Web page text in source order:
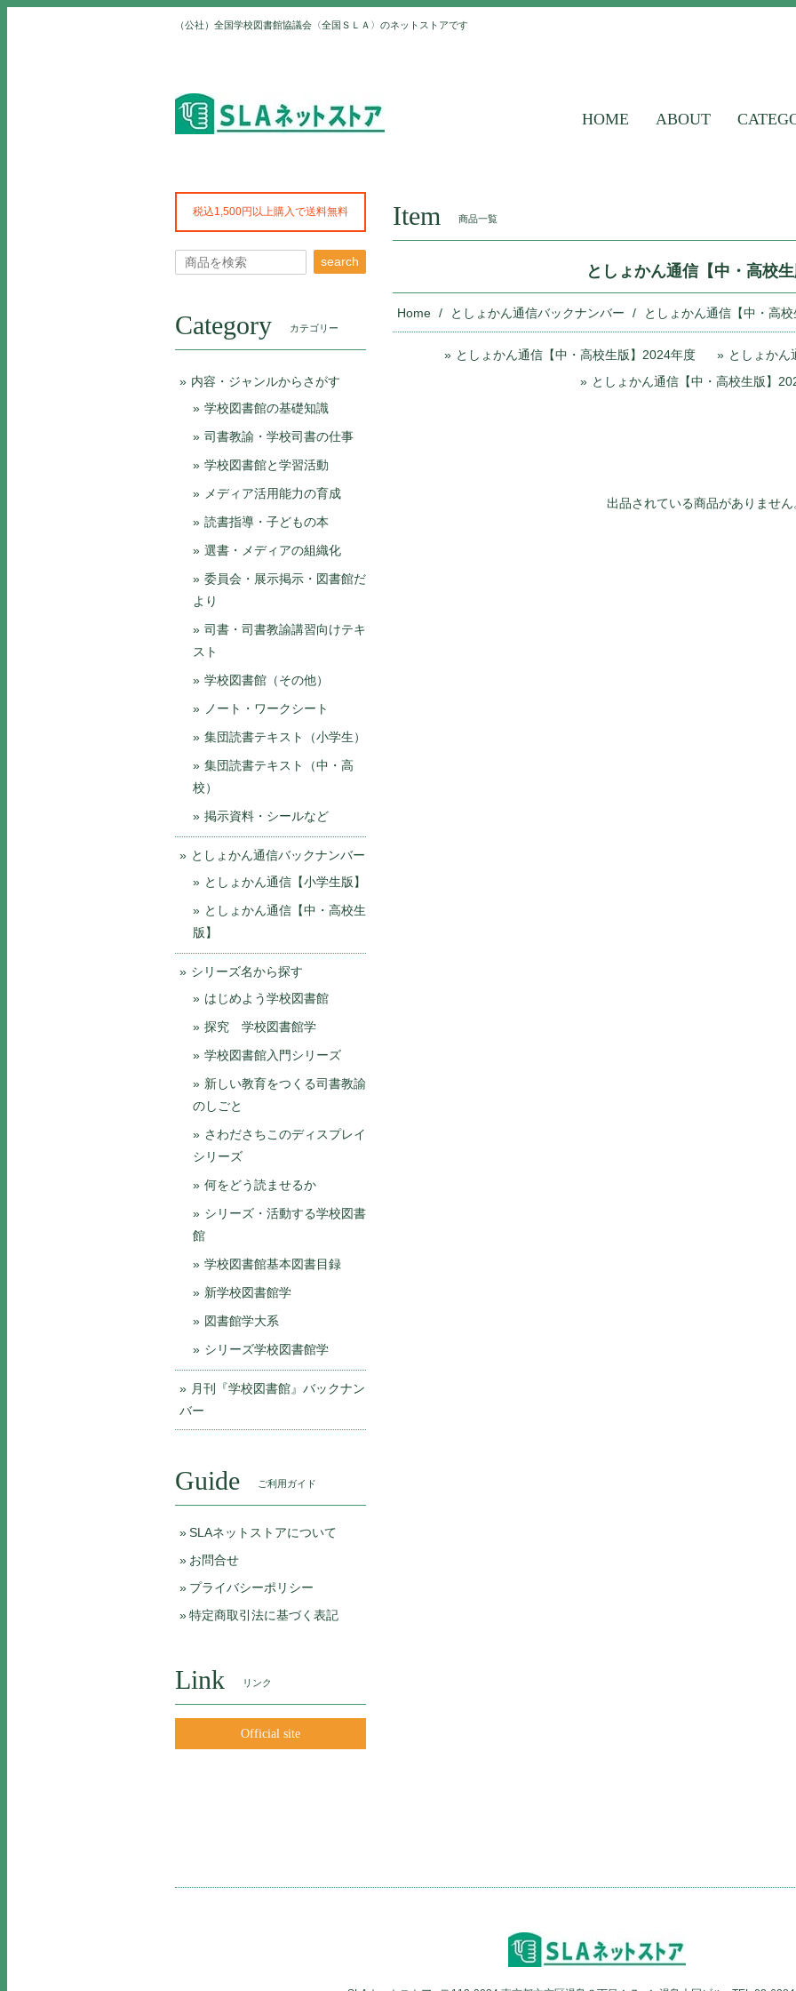
（公社）全国学校図書館協議会〈全国ＳＬＡ〉のネットストアです
HOME ABOUT
Item 商品一覧
としょかん通信【中・高校
Home としょかん通信バックナンバー としょかん通信【中・高
としょかん通信【中・高校生版】2024年度
としょかん
としょかん通信【中・高校生版】
出品されている商品がありません
税込1,500円以上購入で送料無料
search
Category カテゴリー
内容・ジャンルからさがす
学校図書館の基礎知識
司書教諭・学校司書の仕事
学校図書館と学習活動
メディア活用能力の育成
読書指導・子どもの本
選書・メディアの組織化
委員会・展示掲示・図書館だ
より
司書・司書教諭講習向けテキ
スト
学校図書館（その他）
ノート・ワークシート
集団読書テキスト（小学生）
集団読書テキスト（中・高
校）
掲示資料・シールなど
としょかん通信バックナンバー
としょかん通信【小学生版】
としょかん通信【中・高校生
版】
シリーズ名から探す
はじめよう学校図書館
探究 学校図書館学
学校図書館入門シリーズ
新しい教育をつくる司書教諭
のしごと
さわださちこのディスプレイ
シリーズ
何をどう読ませるか
シリーズ・活動する学校図書
館
学校図書館基本図書目録
新学校図書館学
図書館学大系
シリーズ学校図書館学
月刊『学校図書館』バックナン
バー
Guide ご利用ガイド
SLAネットストアについて
お問合せ
プライバシーポリシー
特定商取引法に基づく表記
Link リンク
Official site